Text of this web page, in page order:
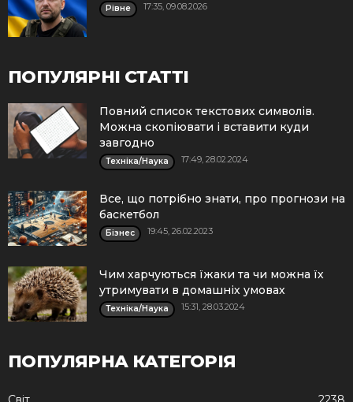
Рівне 17:35, 09.08.2026
ПОПУЛЯРНІ СТАТТІ
Повний список текстових символів.
Можна скопіювати і вставити куди
завгодно
Техніка/Наука 17:49, 28.02.2024
Все, що потрібно знати, про прогнози на
баскетбол
Бізнес 19:45, 26.02.2023
Чим харчуються їжаки та чи можна їх
утримувати в домашніх умовах
Техніка/Наука 15:31, 28.03.2024
ПОПУЛЯРНА КАТЕГОРІЯ